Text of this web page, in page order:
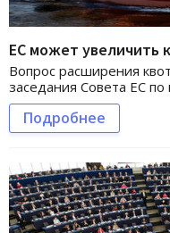
ЕС может увеличить
Вопрос расширения
заседания Совета ЕС
Подробнее